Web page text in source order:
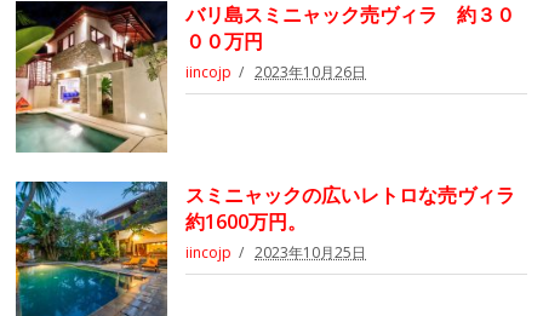
バリ島スミニャック売ヴィラ 約３０
００万円
iincojp 2023年10月26日
スミニャックの広いレトロな売ヴィラ
約1600万円。
iincojp 2023年10月25日